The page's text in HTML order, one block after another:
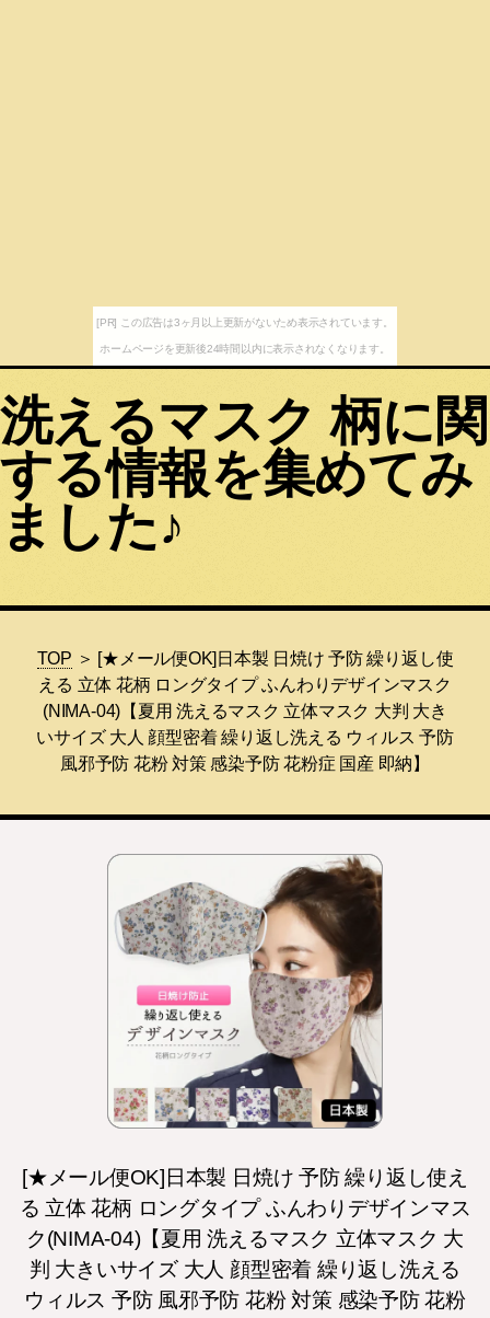
[PR] この広告は3ヶ月以上更新がないため表示されています。
ホームページを更新後24時間以内に表示されなくなります。
洗えるマスク 柄に関
する情報を集めてみ
ました♪
TOP ＞ [★メール便OK]日本製 日焼け 予防 繰り返し使
える 立体 花柄 ロングタイプ ふんわりデザインマスク
(NIMA-04)【夏用 洗えるマスク 立体マスク 大判 大き
いサイズ 大人 顔型密着 繰り返し洗える ウィルス 予防
風邪予防 花粉 対策 感染予防 花粉症 国産 即納】
[★メール便OK]日本製 日焼け 予防 繰り返し使え
る 立体 花柄 ロングタイプ ふんわりデザインマス
ク(NIMA-04)【夏用 洗えるマスク 立体マスク 大
判 大きいサイズ 大人 顔型密着 繰り返し洗える
ウィルス 予防 風邪予防 花粉 対策 感染予防 花粉